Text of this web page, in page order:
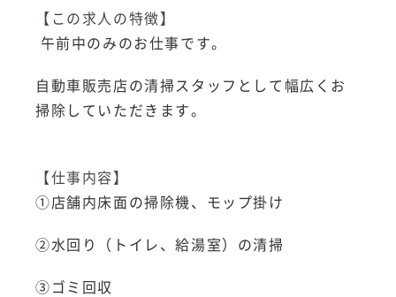
【この求人の特徴】
午前中のみのお仕事です。
自動車販売店の清掃スタッフとして幅広くお
掃除していただきます。
【仕事内容】
①店舗内床面の掃除機、モップ掛け
②水回り（トイレ、給湯室）の清掃
③ゴミ回収